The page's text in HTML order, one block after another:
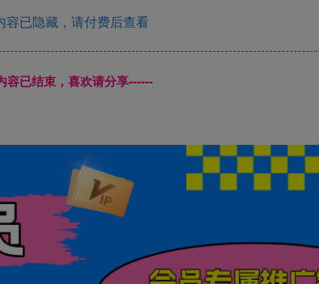
已隐藏，请付费后查看
容已结束，喜欢请分享------